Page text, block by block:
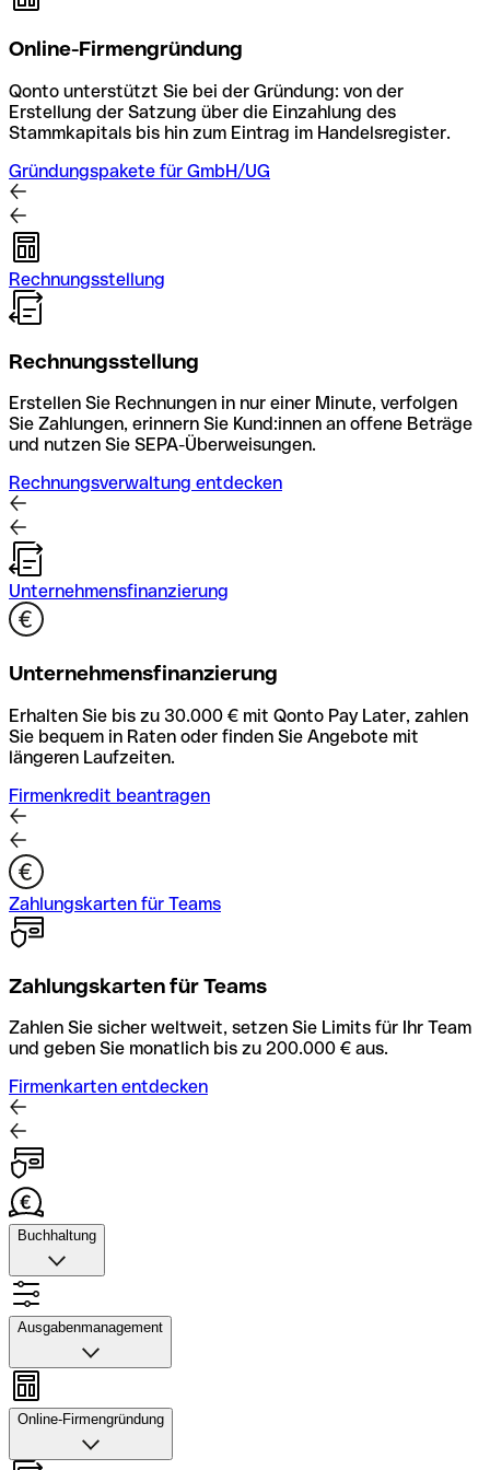
Online-Firmengründung
Qonto unterstützt Sie bei der Gründung: von der
Erstellung der Satzung über die Einzahlung des
Stammkapitals bis hin zum Eintrag im Handelsregister.
Gründungspakete für GmbH/UG
Rechnungsstellung
Rechnungsstellung
Erstellen Sie Rechnungen in nur einer Minute, verfolgen
Sie Zahlungen, erinnern Sie Kund:innen an offene Beträge
und nutzen Sie SEPA-Überweisungen.
Rechnungsverwaltung entdecken
Unternehmensfinanzierung
Unternehmensfinanzierung
Erhalten Sie bis zu 30.000 € mit Qonto Pay Later, zahlen
Sie bequem in Raten oder finden Sie Angebote mit
längeren Laufzeiten.
Firmenkredit beantragen
Zahlungskarten für Teams
Zahlungskarten für Teams
Zahlen Sie sicher weltweit, setzen Sie Limits für Ihr Team
und geben Sie monatlich bis zu 200.000 € aus.
Firmenkarten entdecken
Buchhaltung
Buchhaltung
Scannen Sie Belege und laden Sie sie in Qonto hoch.
Rechnungsabläufe können Sie automatisieren und mit
dem Buchhaltungstool schneller abstimmen.
Konto mit Buchhaltung entdecken
Ausgabenmanagement
Ausgabenmanagement
Genehmigungen einrichten, Ausgaben verfolgen, Budgets
und Kartenlimits zuweisen sowie Überweisungen und
Daten exportieren – alles in einer Anwendung.
Online-Firmengründung